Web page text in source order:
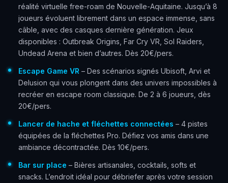
réalité virtuelle free-roam de Nouvelle-Aquitaine. Jusqu’à 8
joueurs évoluent librement dans un espace immense, sans
câble, avec des casques dernière génération. Jeux
disponibles : Outbreak Origins, Far Cry VR, Sol Raiders,
Undead Arena et bien d’autres. Dès 20€/pers.
Escape Game VR – Des scénarios signés Ubisoft, Arvi et
Delusion qui vous plongent dans des univers impossibles à
recréer en escape room classique. De 2 à 6 joueurs, dès
20€/pers.
Lancer de hache et fléchettes connectées – 4 pistes
équipées de la fléchettes Pro. Défiez vos amis dans une
ambiance décontractée. Dès 10€/pers.
Bar sur place – Bières artisanales, cocktails, softs et
snacks. L’endroit idéal pour débriefer après votre session